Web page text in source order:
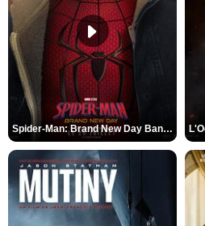
Spider-Man: Brand New Day Bande-annonce VO STFR